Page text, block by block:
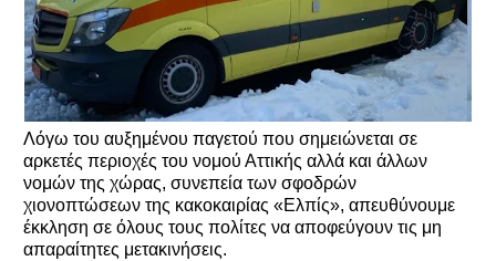
Λόγω του αυξημένου παγετού που σημειώνεται σε
αρκετές περιοχές του νομού Αττικής αλλά και άλλων
νομών της χώρας, συνεπεία των σφοδρών
χιονοπτώσεων της κακοκαιρίας «Ελπίς», απευθύνουμε
έκκληση σε όλους τους πολίτες να αποφεύγουν τις μη
απαραίτητες μετακινήσεις.